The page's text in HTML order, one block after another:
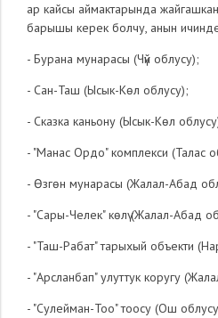
ар кайсы аймактарында
барышы керек болчу, анын
- Бурана мунарасы (Чүй облусу);
- Сан-Таш (Ысык-Көл облусу);
- Сказка каньону (Ысык-Көл
- "Манас Ордо" комплекси (Талас
- Өзгөн мунарасы (Жалал-Абад
- "Сары-Челек" көлү (Жалал-Абад
- "Таш-Рабат" тарыхый объекти
- "Арсланбап" улуттук коругу
- "Сулейман-Тоо" тоосу (Ош